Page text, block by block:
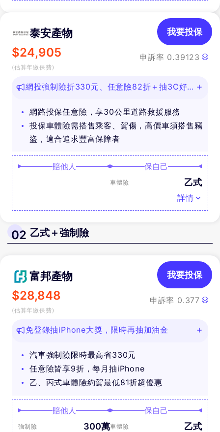
泰安產物
$24,905
(估算年繳保費)
申訴率 0.39123
我要投保
網投強制險折330元、任意險82折＋抽3C好
網路投保任意險，享30公里道路救援服務
投保車體險需搭售乘客、駕傷，高價車須搭售竊
盜，適合追求豐富保障者
賠他人 保自己
車體險 乙式
詳情
02 乙式＋強制險
富邦產物
$28,848
(估算年繳保費)
申訴率 0.377
我要投保
免登錄抽iPhone大獎，限時再抽加油金
汽車強制險限時最高省330元
任意險皆享9折，每月抽iPhone
乙、丙式車體險約駕最低81折超優惠
賠他人
強制險 300萬
保自己
車體險 乙式